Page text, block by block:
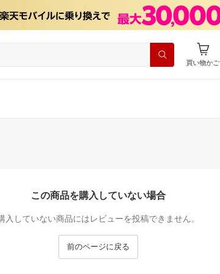
買い物かご
この商品を購入していない場合
入していない商品にはレビューを投稿できません。
前のページに戻る